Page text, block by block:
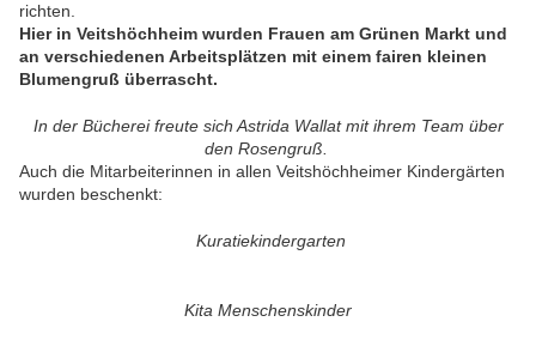
richten.
Hier in Veitshöchheim wurden Frauen am Grünen Markt und
an verschiedenen Arbeitsplätzen mit einem fairen kleinen
Blumengruß überrascht.
In der Bücherei freute sich Astrida Wallat mit ihrem Team über
den Rosengruß.
Auch die Mitarbeiterinnen in allen Veitshöchheimer Kindergärten
wurden beschenkt:
Kuratiekindergarten
Kita Menschenskinder